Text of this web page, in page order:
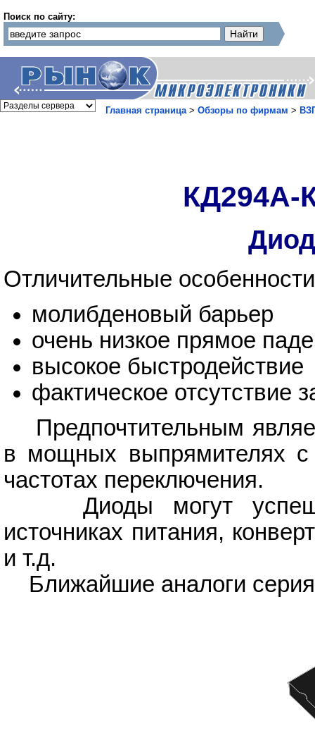
Поиск по сайту:
Главная страница> Обзоры по фирмам >
КД294А-
Отличительные
молибденовый барьер
очень низкое прямое
высокое быстродействие
фактическое отсутствие
Предпочтительным
в мощных выпрямителях с
частотах переключения.
Диоды могут
источниках питания,
и т.д.
Ближайшие аналоги